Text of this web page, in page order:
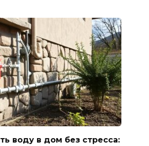
воду в дом без стресса: